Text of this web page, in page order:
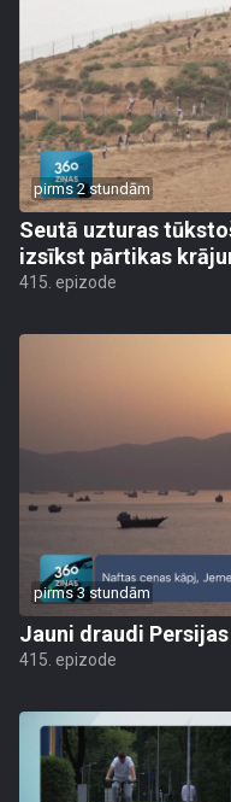
pirms 2 stundām
Seutā uzturas
izsīkst pārtikas
415. epizode
pirms 3 stundām
Jauni draudi
415. epizode